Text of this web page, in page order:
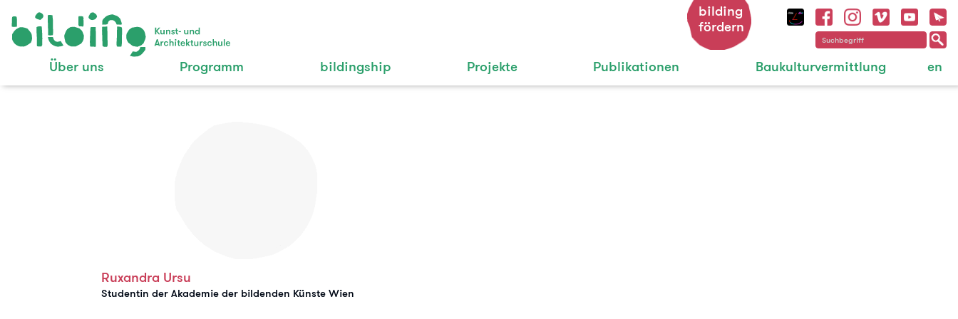
Über uns Programm bildingship Projekte Publikationen Baukulturvermittlung en
bilding
fördern
Ruxandra Ursu
Studentin der Akademie der bildenden Künste Wien